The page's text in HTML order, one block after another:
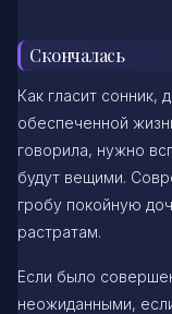
Скончалась
Как гласит сонник,
обеспеченной
говорила, нужно
будут вещими.
гробу покойную
растратам.
Если было
неожиданными,